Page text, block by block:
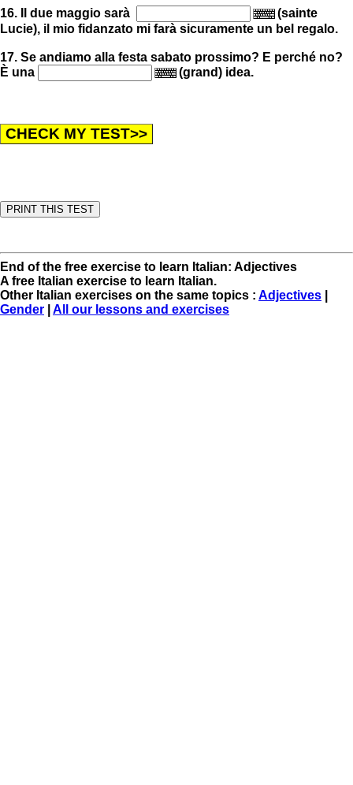
16. Il due maggio sarà
(sainte
Lucie), il mio fidanzato mi farà sicuramente un bel regalo.
17. Se andiamo alla festa sabato prossimo? E perché no?
È una
(grand) idea.
End of the free exercise to learn Italian: Adjectives
A free Italian exercise to learn Italian.
Other Italian exercises on the same topics : Adjectives
Gender
All our lessons and exercises